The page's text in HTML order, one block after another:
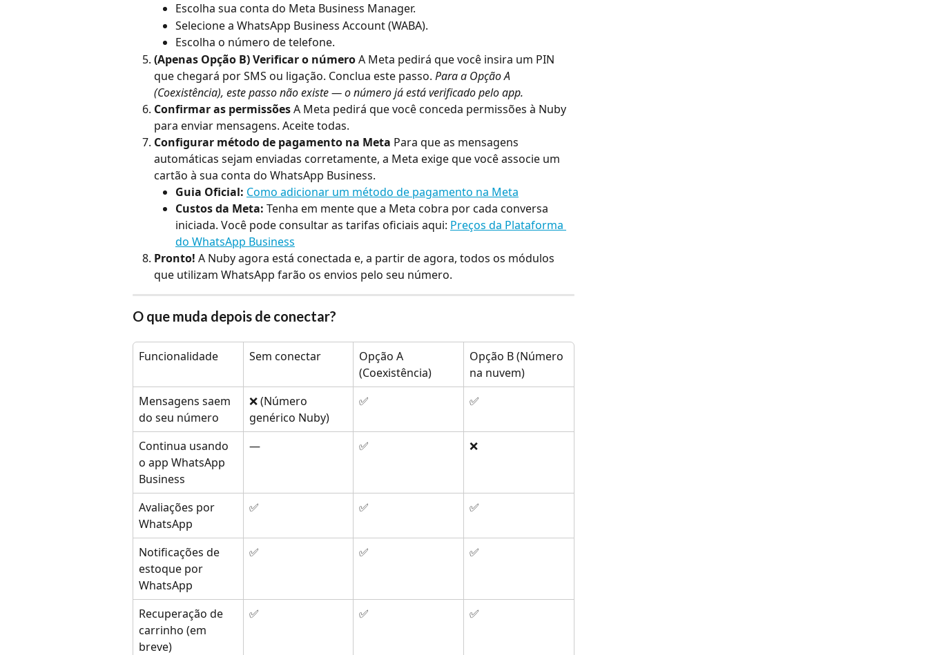
Escolha sua conta do Meta Business Manager.
Selecione a WhatsApp Business Account (WABA).
Escolha o número de telefone.
(Apenas Opção B) Verificar o número A Meta pedirá que você insira um PIN
que chegará por SMS ou ligação. Conclua este passo. Para a Opção A
(Coexistência), este passo não existe — o número já está verificado pelo app.
Confirmar as permissões A Meta pedirá que você conceda permissões à Nuby
para enviar mensagens. Aceite todas.
Configurar método de pagamento na Meta Para que as mensagens
automáticas sejam enviadas corretamente, a Meta exige que você associe um
cartão à sua conta do WhatsApp Business.
Guia Oficial: Como adicionar um método de pagamento na Meta
Custos da Meta: Tenha em mente que a Meta cobra por cada conversa
iniciada. Você pode consultar as tarifas oficiais aqui: Preços da Plataforma
do WhatsApp Business
Pronto! A Nuby agora está conectada e, a partir de agora, todos os módulos
que utilizam WhatsApp farão os envios pelo seu número.
O que muda depois de conectar?
Funcionalidade Sem conectar
Opção A
(Coexistência)
Opção B (Número
na nuvem)
Mensagens saem
do seu número
❌ (Número
genérico Nuby)
✅ ✅
Continua usando
o app WhatsApp
Business
— ✅ ❌
Avaliações por
WhatsApp
✅ ✅ ✅
Notificações de
estoque por
WhatsApp
✅ ✅ ✅
Recuperação de
carrinho (em
breve)
✅ ✅ ✅